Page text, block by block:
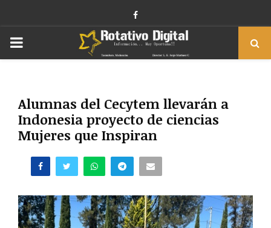
Facebook
PRIMARY
Alumnas del Cecytem llevarán a
Indonesia proyecto de ciencias
Mujeres que Inspiran